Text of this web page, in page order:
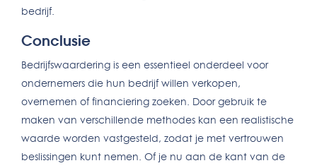
bedrijf.
Conclusie
Bedrijfswaardering is een essentieel onderdeel voor
ondernemers die hun bedrijf willen verkopen,
overnemen of financiering zoeken. Door gebruik te
maken van verschillende methodes kan een realistische
waarde worden vastgesteld, zodat je met vertrouwen
beslissingen kunt nemen. Of je nu aan de kant van de